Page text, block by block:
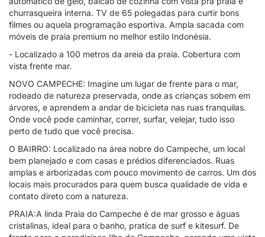
churrasqueira interna. TV de 65 polegadas para curtir bons
filmes ou aquela programação esportiva. Ampla sacada com
móveis de praia premium no melhor estilo Indonésia.
- Localizado a 100 metros da areia da praia. Cobertura com
vista frente mar.
NOVO CAMPECHE: Imagine um lugar de frente para o mar,
rodeado de natureza preservada, onde as crianças sobem em
árvores, e aprendem a andar de bicicleta nas ruas tranquilas.
Onde você pode caminhar, correr, surfar, velejar, tudo isso
perto de tudo que você precisa.
O BAIRRO: Localizado na área nobre do Campeche, um local
bem planejado e com casas e prédios diferenciados. Ruas
amplas e arborizadas com pouco movimento de carros. Um dos
locais mais procurados para quem busca qualidade de vida e
contato direto com a natureza.
PRAIA:A linda Praia do Campeche é de mar grosso e águas
cristalinas, ideal para o banho, pratica de surf e kitesurf. De